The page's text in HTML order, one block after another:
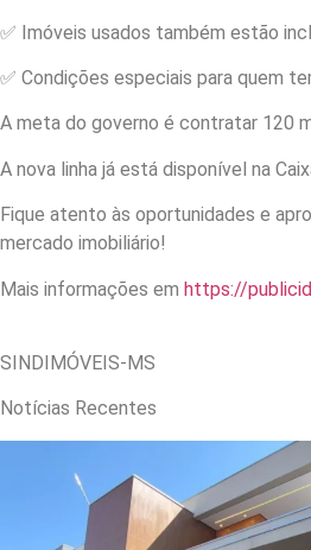
✅ Imóveis usados também estão
✅ Condições especiais para quem
A meta do governo é contratar 120
A nova linha já está disponível na
Fique atento às oportunidades e
mercado imobiliário!
Mais informações em https://
SINDIMÓVEIS-MS
Notícias Recentes